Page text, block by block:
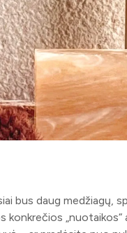
bus daug medžiagų,
„nuotaikos“